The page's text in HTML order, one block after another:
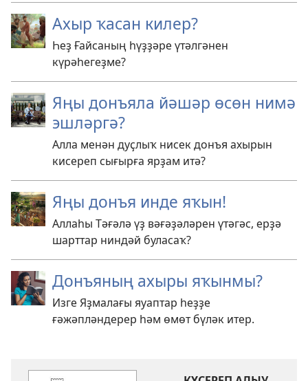
Ахыр ҡасан килер?
Һеҙ Ғайсаның һүҙҙәре үтәлгәнен
күрәһегеҙме?
Яңы донъяла йәшәр өсөн нимә
эшләргә?
Алла менән дуҫлыҡ нисек донъя ахырын
кисереп сығырға ярҙам итә?
Яңы донъя инде яҡын!
Аллаһы Тәғәлә үҙ вәғәҙәләрен үтәгәс, ерҙә
шарттар ниндәй буласаҡ?
Донъяның ахыры яҡынмы?
Изге Яҙмалағы яуаптар һеҙҙе
ғәжәпләндерер һәм өмөт бүләк итер.